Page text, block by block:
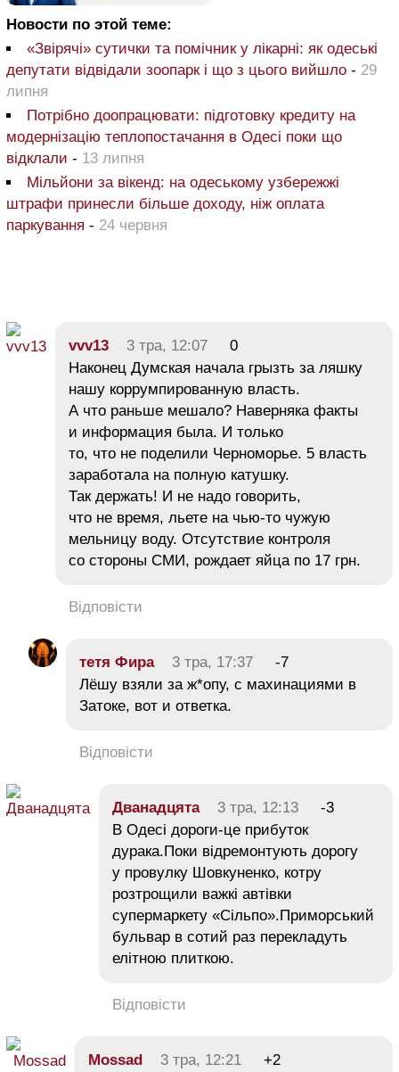
Новости по этой теме:
«Звірячі» сутички та помічник у лікарні: як одеські
депутати відвідали зоопарк і що з цього вийшло - 29
липня
Потрібно доопрацювати: підготовку кредиту на
модернізацію теплопостачання в Одесі поки що
відклали - 13 липня
Мільйони за вікенд: на одеському узбережжі
штрафи принесли більше доходу, ніж оплата
паркування - 24 червня
vvv13 3 тра, 12:07
0
Наконец Думская начала грызть за ляшку
нашу коррумпированную власть.
А что раньше мешало? Наверняка факты
и информация была. И только
то, что не поделили Черноморье. 5 власть
заработала на полную катушку.
Так держать! И не надо говорить,
что не время, льете на чью-то чужую
мельницу воду. Отсутствие контроля
со стороны СМИ, рождает яйца по 17 грн.
Відповісти
тетя Фира 3 тра, 17:37
-7
Лёшу взяли за ж*опу, с махинациями в
Затоке, вот и ответка.
Відповісти
Дванадцята 3 тра, 12:13
-3
В Одесі дороги-це прибуток
дурака.Поки відремонтують дорогу
у провулку Шовкуненко, котру
розтрощили важкі автівки
супермаркету «Сільпо».Приморський
бульвар в сотий раз перекладуть
елітною плиткою.
Відповісти
Mossad 3 тра, 12:21
+2